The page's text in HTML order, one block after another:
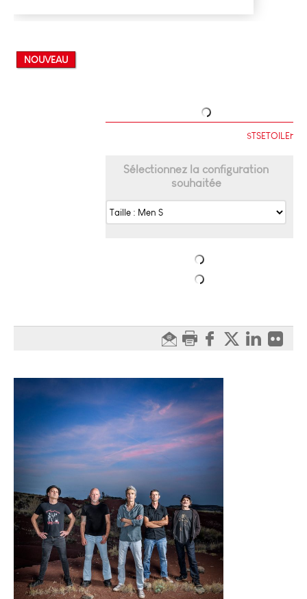
NOUVEAU
$TSETOILEr
Sélectionnez la configuration
souhaitée